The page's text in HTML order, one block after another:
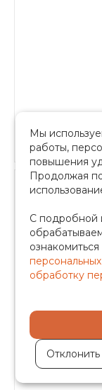
Мы
работы,
повышения
Продолжая
С подробной
обработку
Отклонить